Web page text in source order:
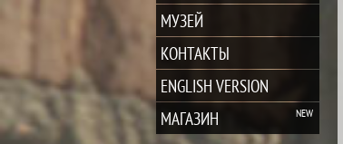
МУЗЕЙ
КОНТАКТЫ
ENGLISH VERSION
МАГАЗИН